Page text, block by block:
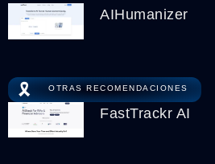
AIHumanizer
🎗️ OTRAS RECOMENDACIONES
FastTrackr AI